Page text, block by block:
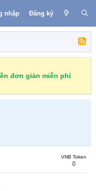
nhập Đăng ký
đơn giản miễn phí
VNB Token
0